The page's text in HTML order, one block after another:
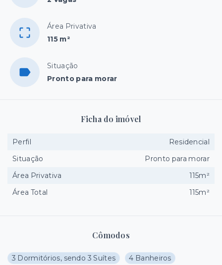
Área Privativa
115 m²
Situação
Pronto para morar
Cômodos
3 Dormitórios, sendo 3 Suítes
4 Banheiros
Ficha do imóvel
Perfil
Residencial
Situação
Pronto para morar
Área Privativa
115m²
Área Total
115m²